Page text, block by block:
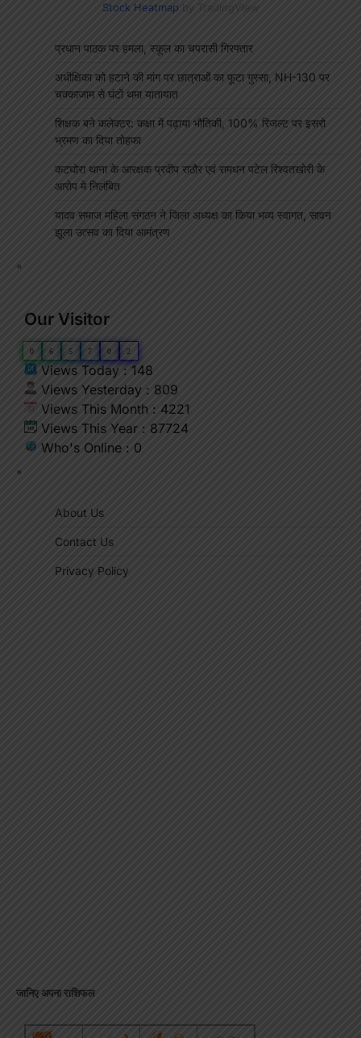
Stock Heatmap by TradingView
प्रधान पाठक पर हमला, स्कूल का चपरासी गिरफ्तार
अधीक्षिका को हटाने की मांग पर छात्राओं का फूटा गुस्सा, NH-130 पर
चक्काजाम से घंटों थमा यातायात
शिक्षक बने कलेक्टर: कक्षा में पढ़ाया भौतिकी, 100% रिजल्ट पर इसरो
भ्रमण का दिया तोहफा
कटघोरा थाना के आरक्षक प्रदीप राठौर एवं रामधन पटेल रिश्वतखोरी के
आरोप मे निलंबित
यादव समाज महिला संगठन ने जिला अध्यक्ष का किया भव्य स्वागत, सावन
झूला उत्सव का दिया आमंत्रण
"
Our Visitor
0 6 5 7 0 2
Views Today : 148
Views Yesterday : 809
Views This Month : 4221
Views This Year : 87724
Who's Online : 0
"
About Us
Contact Us
Privacy Policy
जानिए अपना राशिफल